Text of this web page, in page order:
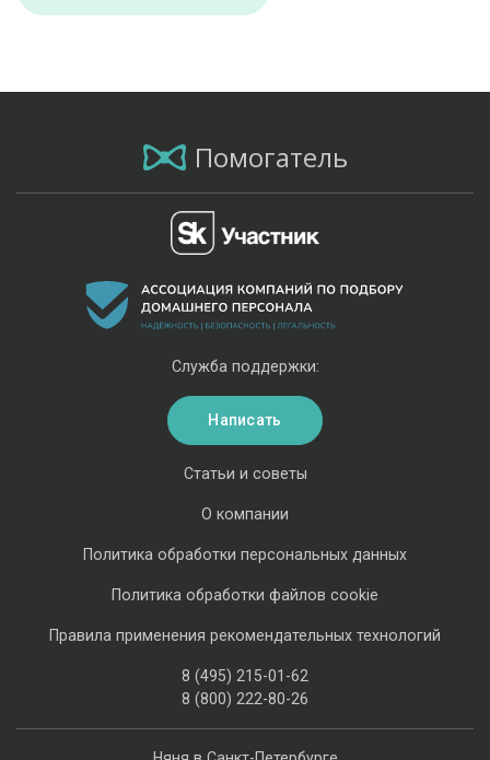
Помогатель
Статьи и советы
О компании
Политика обработки персональных данных
Политика обработки файлов cookie
Правила применения рекомендательных технологий
8 (495) 215-01-62
8 (800) 222-80-26
Служба поддержки:
Написать